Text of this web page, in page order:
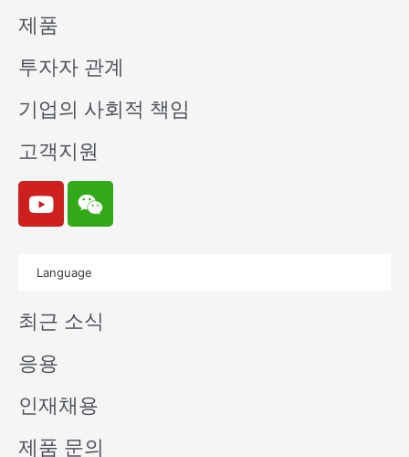
제품
투자자 관계
기업의 사회적 책임
고객지원
Y
o
u
e
W
e
i
n
Language
최근 소식
응용
인재채용
제품 문의